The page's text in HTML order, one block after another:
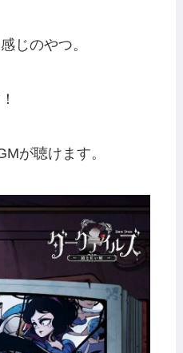
じのやつ。
が聴けます。